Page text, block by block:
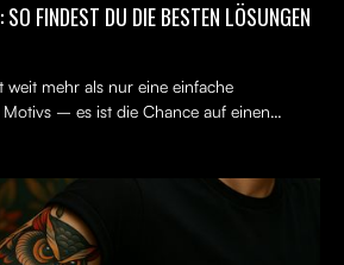
FINDEST DU DIE BESTEN LÖSUNGEN
weit mehr als nur eine einfache
– es ist die Chance auf einen